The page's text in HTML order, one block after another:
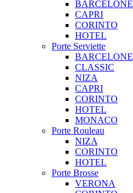
BARCELONE
CAPRI
CORINTO
HOTEL
Porte Serviette
BARCELONE
CLASSIC
NIZA
CAPRI
CORINTO
HOTEL
MONACO
Porte Rouleau
NIZA
CORINTO
HOTEL
Porte Brosse
VERONA